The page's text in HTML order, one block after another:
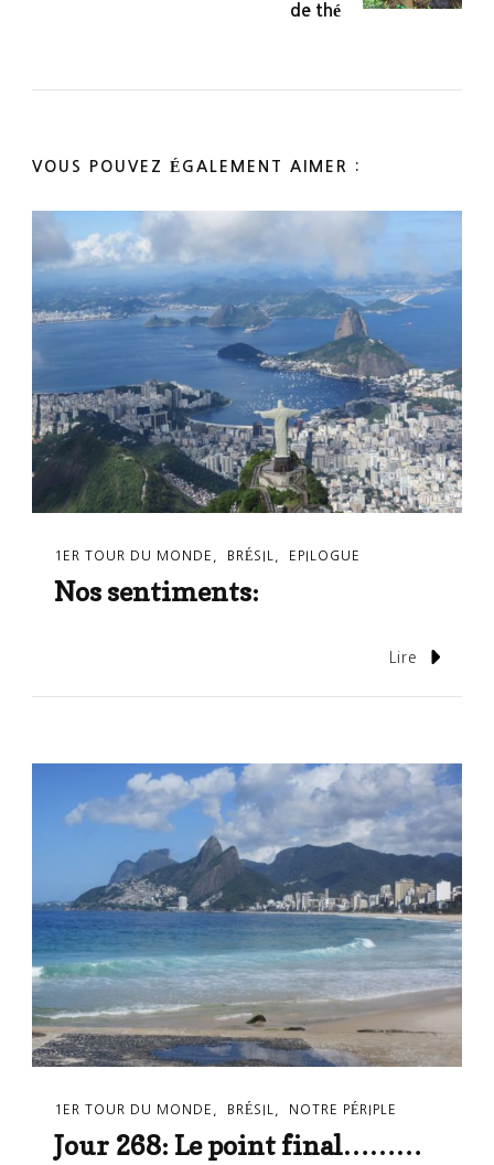
de thé
VOUS POUVEZ ÉGALEMENT AIMER :
1ER TOUR DU MONDE BRÉSIL EPILOGUE
Nos sentiments:
Lire
1ER TOUR DU MONDE BRÉSIL NOTRE PÉRIPLE
Jour 268: Le point final………